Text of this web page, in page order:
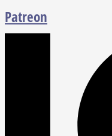
Patreon